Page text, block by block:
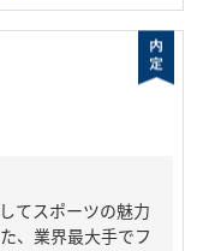
てスポーツの魅力
、業界最大手でフ